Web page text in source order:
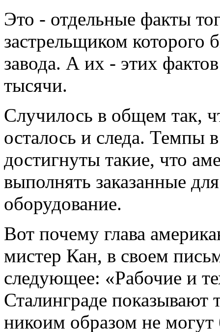
Это - отдельные факты
застрельщиком которого
завода. А их - этих
тысячи.
Случилось в общем так,
осталось и следа. Темпы
достигнуты такие, что
выполнять заказанные
оборудование.
Вот почему глава
мистер Кан, в своем
следующее: «Рабочие и
Сталинграде показывают
никоим образом не